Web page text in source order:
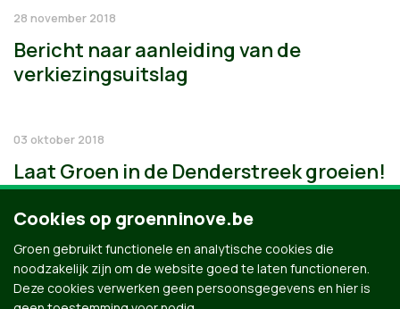
28 november 2018
Bericht naar aanleiding van de
verkiezingsuitslag
03 oktober 2018
Laat Groen in de Denderstreek groeien!
Cookies op groenninove.be
Groen gebruikt functionele en analytische cookies die
noodzakelijk zijn om de website goed te laten functioneren.
Deze cookies verwerken geen persoonsgegevens en hier is